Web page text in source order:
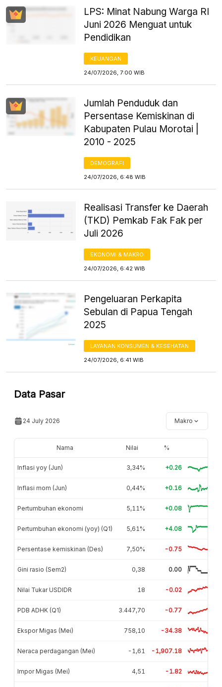
LPS: Minat Nabung Warga RI
Juni 2026 Menguat untuk
Pendidikan
KEUANGAN
24/07/2026, 7:00 WIB
Jumlah Penduduk dan
Persentase Kemiskinan di
Kabupaten Pulau Morotai |
2010 - 2025
DEMOGRAFI
24/07/2026, 6:48 WIB
Realisasi Transfer ke Daerah
(TKD) Pemkab Fak Fak per
Juli 2026
EKONOMI & MAKRO
24/07/2026, 6:42 WIB
Pengeluaran Perkapita
Sebulan di Papua Tengah
2025
LAYANAN KONSUMEN & KESEHATAN
24/07/2026, 6:41 WIB
Data Pasar
24 July 2026 Makro
Nama Nilai %
Inflasi yoy (Jun) 3,34% +0.26
Inflasi mom (Jun) 0,44% +0.16
Pertumbuhan ekonomi 5,11% +0.08
Pertumbuhan ekonomi (yoy) (Q1) 5,61% +4.08
Persentase kemiskinan (Des) 7,50% -0.75
Gini rasio (Sem2) 0,38 0.00
Nilai Tukar USDIDR 18 -0.02
PDB ADHK (Q1) 3.447,70 -0.77
Ekspor Migas (Mei) 758,10 -34.38
Neraca perdagangan (Mei) -1,61 -1,907.18
Impor Migas (Mei) 4,51 -1.82